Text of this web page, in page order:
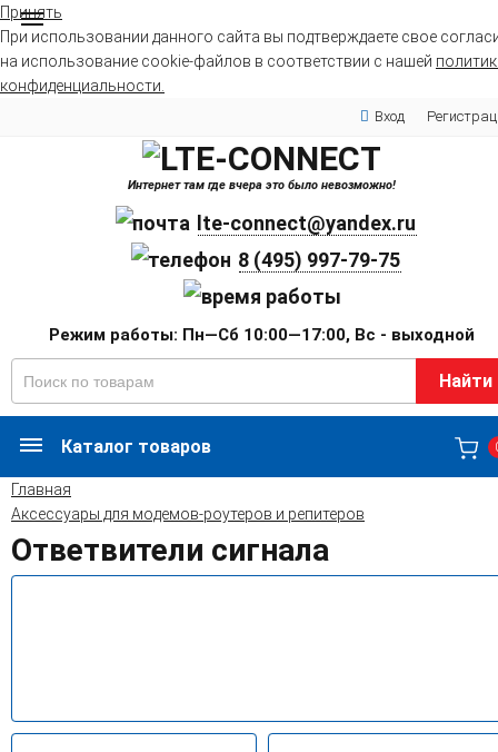
Принять
При использовании данного сайта вы подтверждаете свое
на использование cookie-файлов в соответствии с нашей
конфиденциальности.
Вход
Интернет там где вчера это было невозможно!
lte-connect@yandex.ru
8 (495) 997-79-75
Режим работы: Пн—Сб 10:00—17:00, Вс - выходной
Найти
Каталог товаров
Главная
Аксессуары для модемов-роутеров и репитеров
Ответвители сигнала